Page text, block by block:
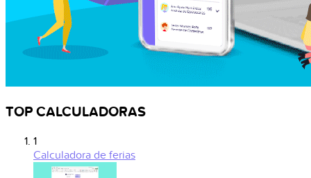
TOP CALCULADORAS
1
Calculadora de ferias